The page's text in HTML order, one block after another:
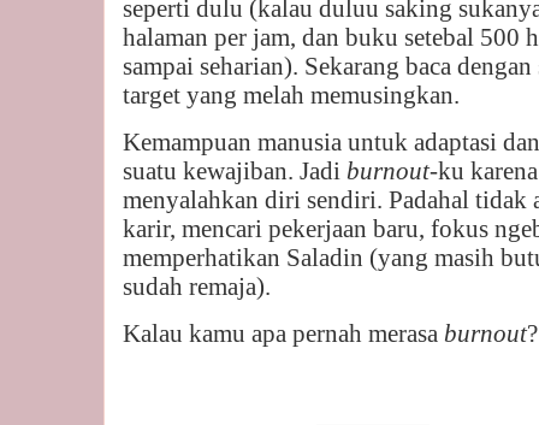
seperti dulu (kalau duluu saking
halaman per jam, dan buku setebal 500
sampai seharian). Sekarang baca
target yang melah memusingkan.
Kemampuan manusia untuk adaptasi
suatu kewajiban. Jadi burnout-ku
menyalahkan diri sendiri. Padahal tidak
karir, mencari pekerjaan baru, fokus
memperhatikan Saladin (yang masih
sudah remaja).
Kalau kamu apa pernah merasa burnout?